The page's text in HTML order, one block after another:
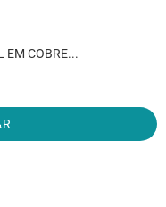
EM COBRE...